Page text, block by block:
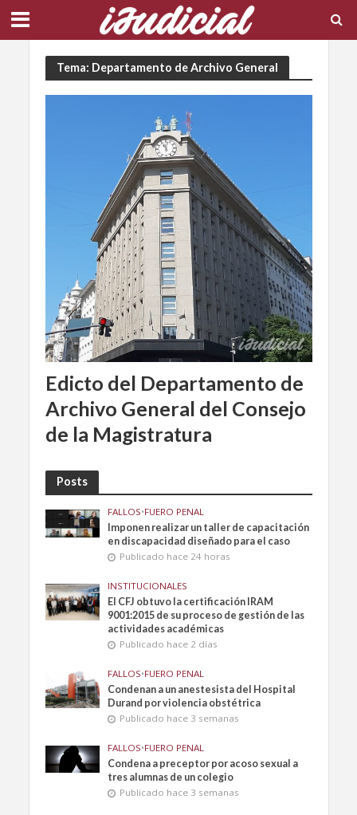
Tema: Departamento de Archivo General
Edicto del Departamento de
Archivo General del Consejo
de la Magistratura
Posts
FALLOS•FUERO PENAL
Imponen realizar un taller de capacitación
en discapacidad diseñado para el caso
Publicado hace 24 horas
INSTITUCIONALES
El CFJ obtuvo la certificación IRAM
9001:2015 de su proceso de gestión de las
actividades académicas
Publicado hace 2 días
FALLOS•FUERO PENAL
Condenan a un anestesista del Hospital
Durand por violencia obstétrica
Publicado hace 3 semanas
FALLOS•FUERO PENAL
Condena a preceptor por acoso sexual a
tres alumnas de un colegio
Publicado hace 3 semanas